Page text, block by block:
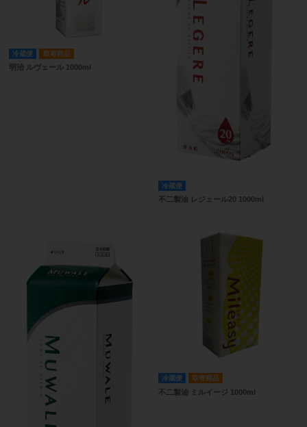
冷蔵便 取寄商品
明治 ルヴェール 1000ml
冷蔵便
不二製油 レジェール20 1000ml
冷蔵便 取寄商品
不二製油 ミルイージ 1000ml